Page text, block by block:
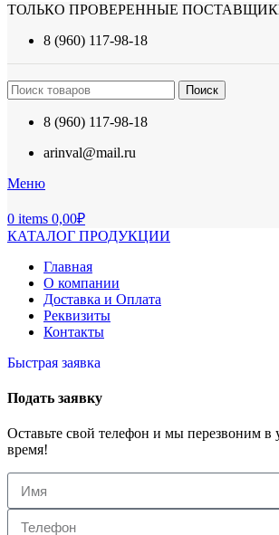
ТОЛЬКО ПРОВЕРЕННЫЕ
8 (960) 117-98-18
Поиск
8 (960) 117-98-18
arinval@mail.ru
Меню
0 items 0,00₽
КАТАЛОГ ПРОДУКЦИИ
Главная
О компании
Доставка и Оплата
Реквизиты
Контакты
Быстрая заявка
Подать заявку
Оставьте свой телефон и мы перезвоним в
время!